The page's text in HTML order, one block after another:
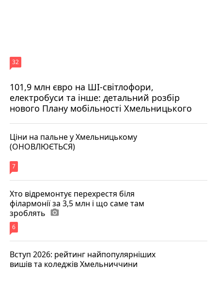
101,9 млн євро на ШІ-світлофори,
електробуси та інше: детальний розбір
нового Плану мобільності Хмельницького
32
Ціни на пальне у Хмельницькому
(ОНОВЛЮЄТЬСЯ)
7
Хто відремонтує перехрестя біля
філармонії за 3,5 млн і що саме там
зроблять photo_camera
6
Вступ 2026: рейтинг найпопулярніших
вишів та коледжів Хмельниччини